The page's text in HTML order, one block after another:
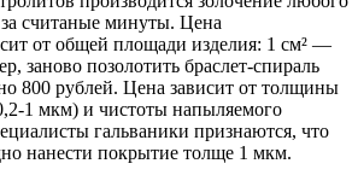
считаные минуты. Цена
от общей площади изделия: 1 см² —
заново позолотить браслет-спираль
800 рублей. Цена зависит от толщины
1 мкм) и чистоты напыляемого
гальваники признаются, что
нанести покрытие толще 1 мкм.